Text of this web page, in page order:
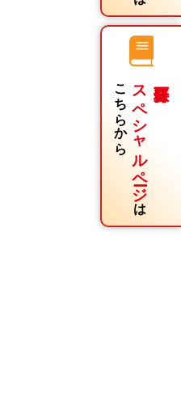
スペシャルページ
は
こちらから